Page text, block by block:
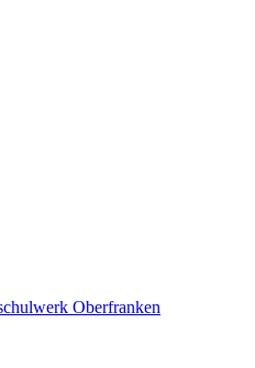
Oberfranken